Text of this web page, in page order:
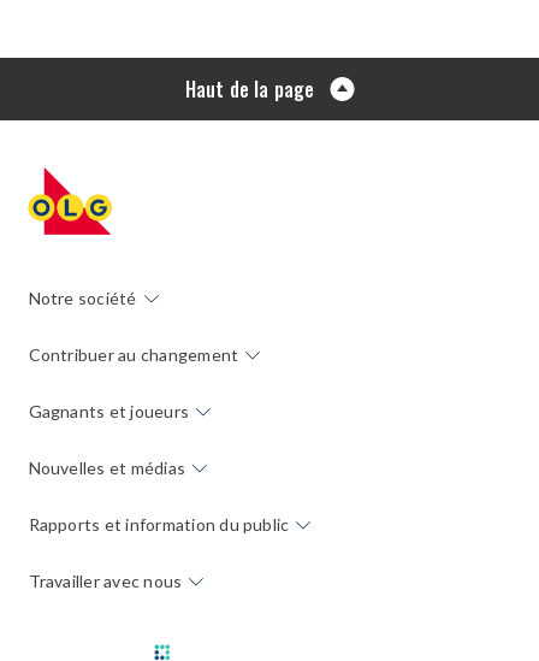
Haut de la page
Notre société
Contribuer au changement
Gagnants et joueurs
Nouvelles et médias
Rapports et information du public
Travailler avec nous